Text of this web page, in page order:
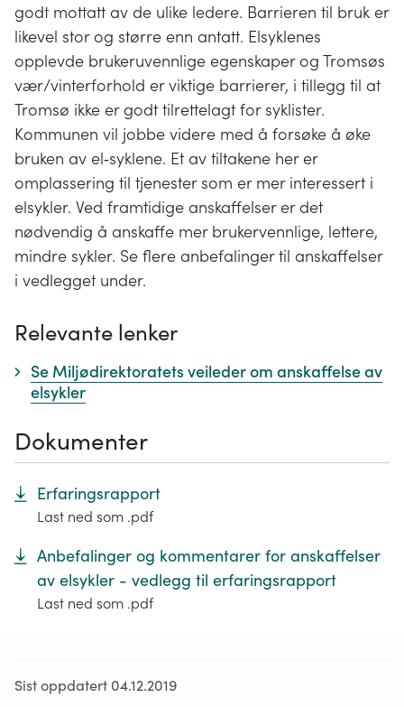
godt mottatt av de ulike ledere. Barrieren til bruk er
likevel stor og større enn antatt. Elsyklenes
opplevde brukeruvennlige egenskaper og Tromsøs
vær/vinterforhold er viktige barrierer, i tillegg til at
Tromsø ikke er godt tilrettelagt for syklister.
Kommunen vil jobbe videre med å forsøke å øke
bruken av el‐syklene. Et av tiltakene her er
omplassering til tjenester som er mer interessert i
elsykler. Ved framtidige anskaffelser er det
nødvendig å anskaffe mer brukervennlige, lettere,
mindre sykler. Se flere anbefalinger til anskaffelser
i vedlegget under.
Relevante lenker
Se Miljødirektoratets veileder om anskaffelse av
elsykler
Dokumenter
Erfaringsrapport
Last ned som .pdf
Anbefalinger og kommentarer for anskaffelser
av elsykler - vedlegg til erfaringsrapport
Last ned som .pdf
Sist oppdatert 04.12.2019